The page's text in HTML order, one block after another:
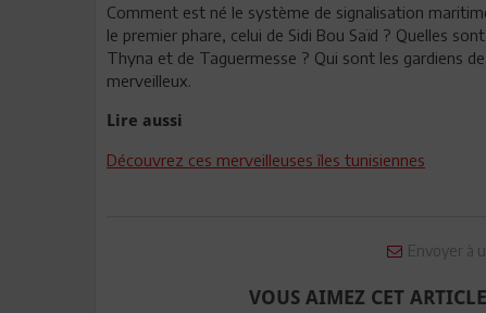
Comment est né le système de signalisation
le premier phare, celui de Sidi Bou Saïd ? Quelles
Thyna et de Taguermesse ? Qui sont les gardiens
merveilleux.
Lire aussi
Découvrez ces merveilleuses îles tunisiennes
Envoyer à
VOUS AIMEZ CET